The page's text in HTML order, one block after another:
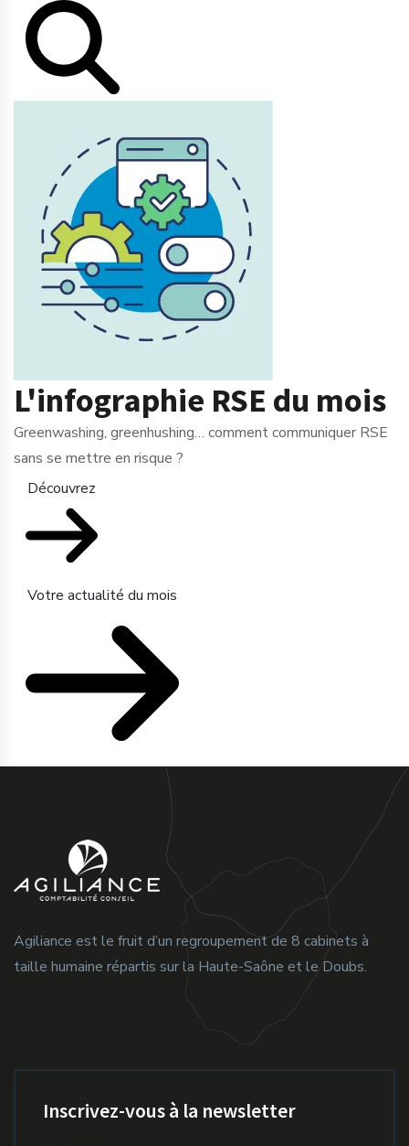
L'infographie RSE du mois
Greenwashing, greenhushing… comment communiquer RSE
sans se mettre en risque ?
Découvrez
Votre actualité du mois
Agiliance est le fruit d’un regroupement de 8 cabinets à
taille humaine répartis sur la Haute-Saône et le Doubs.
Inscrivez-vous à la newsletter